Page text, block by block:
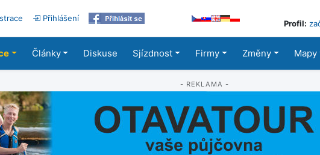
Přihlášení
Profil:
Články Diskuse Sjízdnost Firmy Změny Mapy
- REKLAMA -